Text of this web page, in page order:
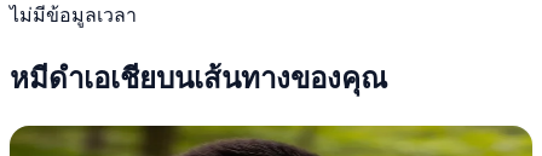
ไม่มีข้อมูลเวลา
หมีดำเอเชียบนเส้นทางของคุณ